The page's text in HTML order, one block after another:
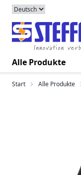
Alle Produkte
Start Alle Produkte